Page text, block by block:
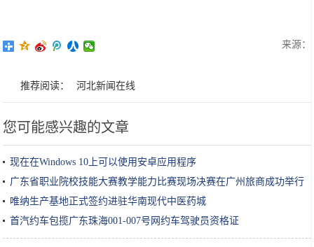
来源：
推荐阅读： 河北新闻在线
您可能感兴趣的文章
现在在Windows 10上可以使用安卓应用程序
广东省职业院校技能大赛教学能力比赛现场决赛在广州旅商成功举行
​唯纳生产基地正式签约进驻华南现代中医药城
首汽约车包揽广东珠海001-007号网约车驾驶员资格证